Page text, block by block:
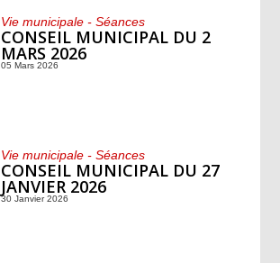
Vie municipale - Séances
CONSEIL MUNICIPAL DU 2
MARS 2026
05 Mars 2026
Vie municipale - Séances
CONSEIL MUNICIPAL DU 27
JANVIER 2026
30 Janvier 2026